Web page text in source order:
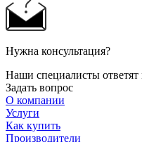
Нужна консультация?
Наши специалисты
Задать вопрос
О компании
Услуги
Как купить
Производители